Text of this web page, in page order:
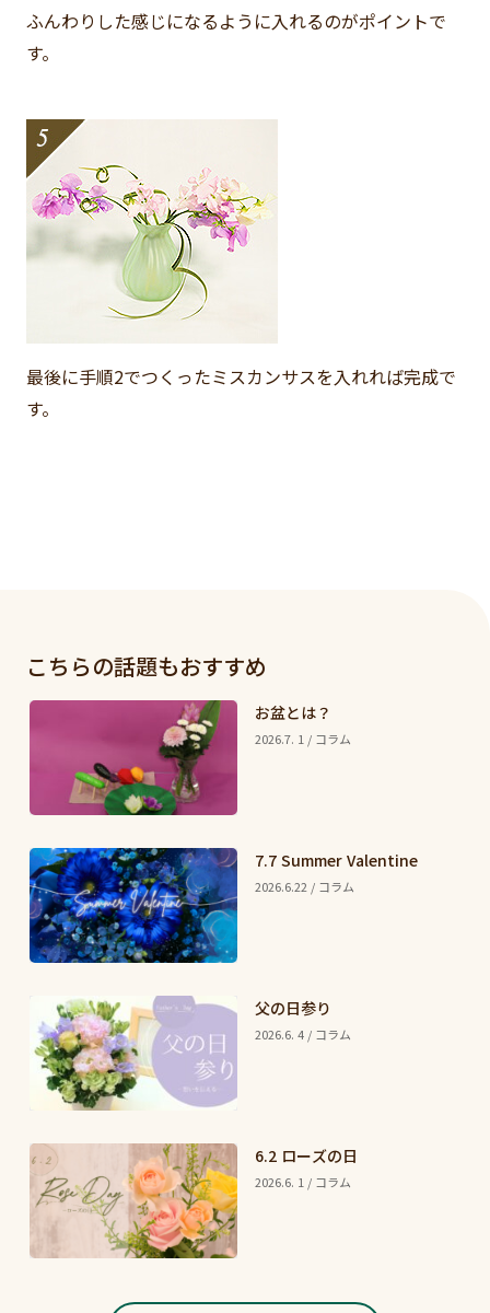
ふんわりした感じになるように入れるのがポイントで
す。
最後に手順2でつくったミスカンサスを入れれば完成で
す。
こちらの話題もおすすめ
お盆とは？
2026.7. 1 / コラム
7.7 Summer Valentine
2026.6.22 / コラム
父の日参り
2026.6. 4 / コラム
6.2 ローズの日
2026.6. 1 / コラム